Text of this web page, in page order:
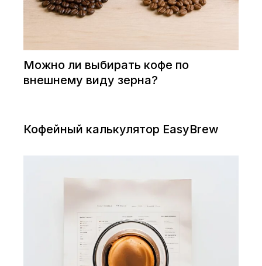
Можно ли выбирать кофе по
внешнему виду зерна?
Кофейный калькулятор EasyBrew